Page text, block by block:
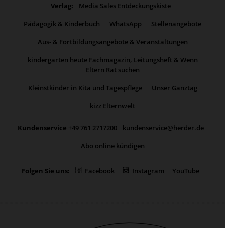
Verlag:
Media Sales Entdeckungskiste
Pädagogik & Kinderbuch
WhatsApp
Stellenangebote
Aus- & Fortbildungsangebote & Veranstaltungen
kindergarten heute Fachmagazin, Leitungsheft & Wenn
Eltern Rat suchen
Kleinstkinder in Kita und Tagespflege
Unser Ganztag
kizz Elternwelt
Kundenservice +49 761 2717200
kundenservice@herder.de
Abo online kündigen
Folgen Sie uns: Facebook Instagram YouTube